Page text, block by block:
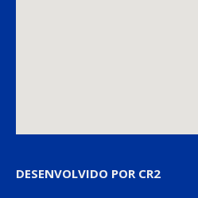
DESENVOLVIDO POR CR2